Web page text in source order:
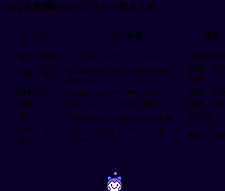
つなぎ言葉のカテゴリー一覧まとめ
カテゴリー 主な表現 用途
並立・添加 and, also, in addition, moreover 情報の追
逆接・対比
but, however, on the other hand,
although
対照・逆
内容
因果関係
because, so, therefore, as a result
理由・結
時間
first, then, next, finally, after
順序・流
例示
for example, for instance, such as
具体例
強調・言い
換え
in fact, actually, in other words, that
is to say
補足・強
~ ~